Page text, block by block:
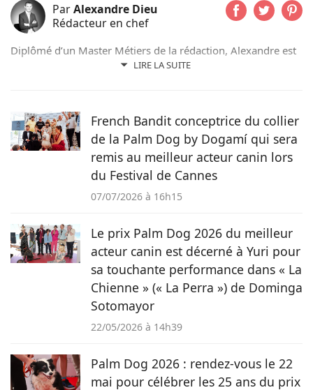
ParAlexandre Dieu
Rédacteur en chef
LIRE LA SUITE
Diplômé d’un Master Métiers de la rédaction, Alexandre est
un amoureux des chiens depuis son plus jeune âge. Après
vous émouvoir et vous informer sur nos compagnons
préférés.
French Bandit conceptrice du collier
de la Palm Dog by Dogamí qui sera
remis au meilleur acteur canin lors
du Festival de Cannes
07/07/2026 à 16h15
Le prix Palm Dog 2026 du meilleur
acteur canin est décerné à Yuri pour
sa touchante performance dans « La
Chienne » (« La Perra ») de Dominga
Sotomayor
22/05/2026 à 14h39
Palm Dog 2026 : rendez-vous le 22
mai pour célébrer les 25 ans du prix